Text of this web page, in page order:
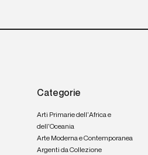
Categorie
Arti Primarie dell'Africa e
dell'Oceania
Arte Moderna e Contemporanea
Argenti da Collezione